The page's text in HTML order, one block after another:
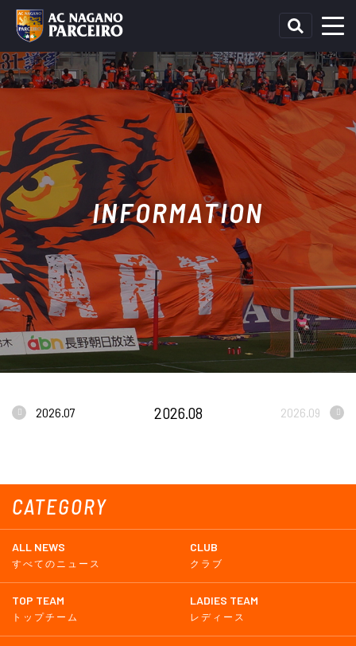
INFORMATION
CATEGORY
ALL NEWS
すべてのニュース
CLUB
クラブ
TOP TEAM
トップチーム
LADIES TEAM
レディース
2026.07 2026.08 2026.09